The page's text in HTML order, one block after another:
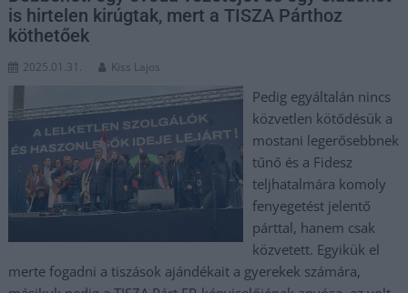
is hirtelen kirúgtak, mert a TISZA Párthoz
köthetőek
2025.01.31. Kiss Lajos
Pedig egyáltalán nincs
közvetlen kötődésük a
mostani legerősebbnek
tűnő és a Fidesz
teljhatalmára komoly
fenyegetést jelentő
párttal, hanem csak
közvetett. Egyikük el
merte fogadni a tiszások ajándékait a gyerekek számára,